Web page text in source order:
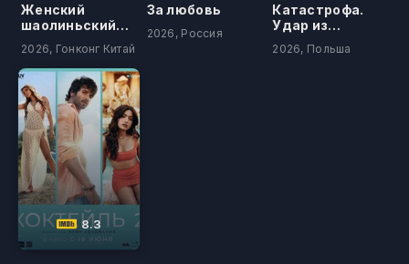
Женский
шаолиньский
2026, Гонконг Китай
За любовь
2026, Россия
Катастрофа.
Удар из
2026, Польша
8.3